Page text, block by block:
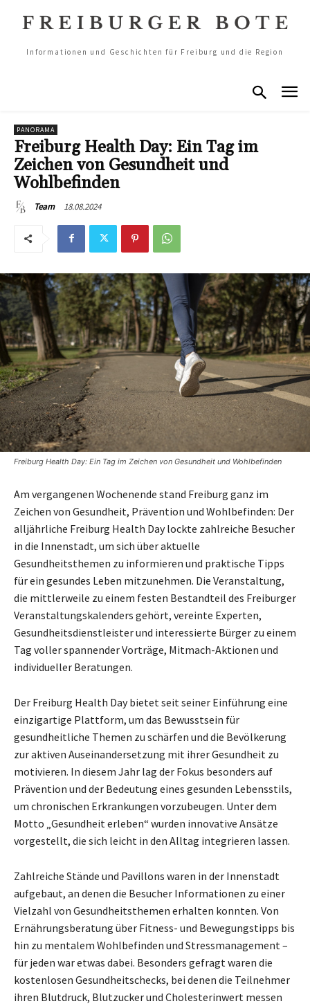
Informationen und Geschichten für Freiburg und die Region
PANORAMA
Freiburg Health Day: Ein Tag im
Zeichen von Gesundheit und
Wohlbefinden
Team 18.08.2024
Freiburg Health Day: Ein Tag im Zeichen von Gesundheit und Wohlbefinden
Am vergangenen Wochenende stand Freiburg ganz im
Zeichen von Gesundheit, Prävention und Wohlbefinden: Der
alljährliche Freiburg Health Day lockte zahlreiche Besucher
in die Innenstadt, um sich über aktuelle
Gesundheitsthemen zu informieren und praktische Tipps
für ein gesundes Leben mitzunehmen. Die Veranstaltung,
die mittlerweile zu einem festen Bestandteil des Freiburger
Veranstaltungskalenders gehört, vereinte Experten,
Gesundheitsdienstleister und interessierte Bürger zu einem
Tag voller spannender Vorträge, Mitmach-Aktionen und
individueller Beratungen.
Der Freiburg Health Day bietet seit seiner Einführung eine
einzigartige Plattform, um das Bewusstsein für
gesundheitliche Themen zu schärfen und die Bevölkerung
zur aktiven Auseinandersetzung mit ihrer Gesundheit zu
motivieren. In diesem Jahr lag der Fokus besonders auf
Prävention und der Bedeutung eines gesunden Lebensstils,
um chronischen Erkrankungen vorzubeugen. Unter dem
Motto „Gesundheit erleben“ wurden innovative Ansätze
vorgestellt, die sich leicht in den Alltag integrieren lassen.
Zahlreiche Stände und Pavillons waren in der Innenstadt
aufgebaut, an denen die Besucher Informationen zu einer
Vielzahl von Gesundheitsthemen erhalten konnten. Von
Ernährungsberatung über Fitness- und Bewegungstipps bis
hin zu mentalem Wohlbefinden und Stressmanagement –
für jeden war etwas dabei. Besonders gefragt waren die
kostenlosen Gesundheitschecks, bei denen die Teilnehmer
ihren Blutdruck, Blutzucker und Cholesterinwert messen